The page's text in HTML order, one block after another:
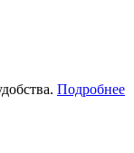
Подробнее